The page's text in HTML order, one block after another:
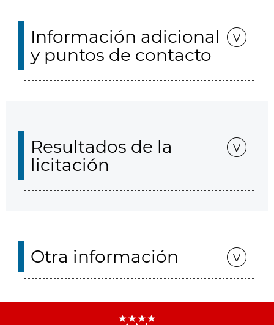
Información adicional
y puntos de contacto
Resultados de la
licitación
Otra información